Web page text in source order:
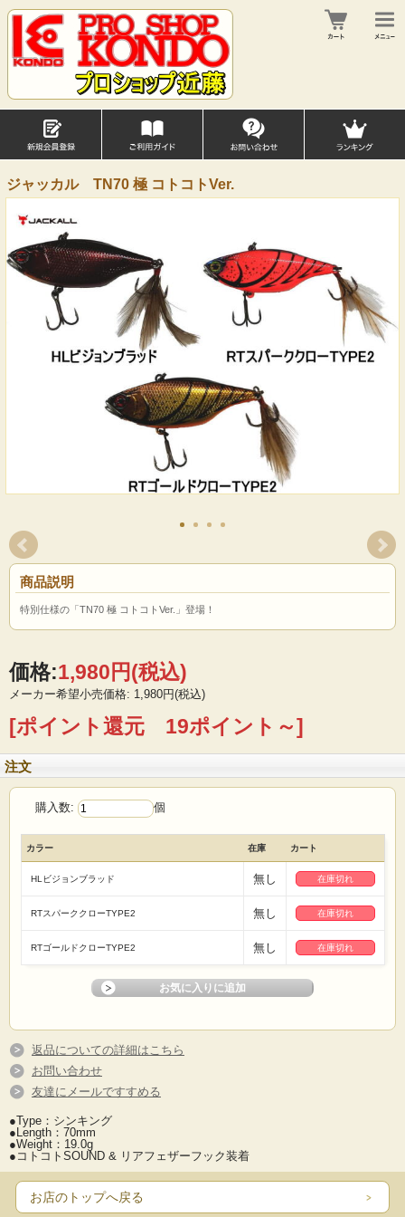
ジャッカル TN70 極 コトコトVer.
商品説明
特別仕様の「TN70 極 コトコトVer.」登場！
価格:1,980円(税込)
メーカー希望小売価格: 1,980円(税込)
[ポイント還元 19ポイント～]
注文
購入数: 個
カラー 在庫 カート
HLビジョンブラッド 無し 在庫切れ
RTスパーククローTYPE2 無し 在庫切れ
RTゴールドクローTYPE2 無し 在庫切れ
返品についての詳細はこちら
お問い合わせ
友達にメールですすめる
●Type：シンキング
●Length：70mm
●Weight：19.0g
●コトコトSOUND & リアフェザーフック装着
お店のトップへ戻る